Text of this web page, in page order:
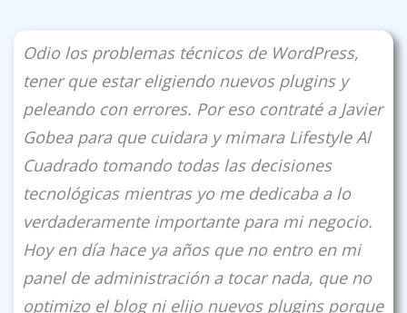
Odio los problemas técnicos de WordPress,
tener que estar eligiendo nuevos plugins y
peleando con errores. Por eso contraté a Javier
Gobea para que cuidara y mimara Lifestyle Al
Cuadrado tomando todas las decisiones
tecnológicas mientras yo me dedicaba a lo
verdaderamente importante para mi negocio.
Hoy en dí­a hace ya años que no entro en mi
panel de administración a tocar nada, que no
optimizo el blog ni elijo nuevos plugins porque